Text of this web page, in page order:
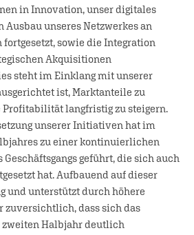
in Innovation, unser digitales
Ausbau unseres Netzwerkes an
sowie die Integration
Akquisitionen
steht im Einklang mit unserer
ist, Marktanteile zu
Profitabilität langfristig zu steigern.
unserer Initiativen hat im
zu einer kontinuierlichen
Geschäftsgangs geführt, die sich auch
hat. Aufbauend auf dieser
und unterstützt durch höhere
dass sich das
Halbjahr deutlich